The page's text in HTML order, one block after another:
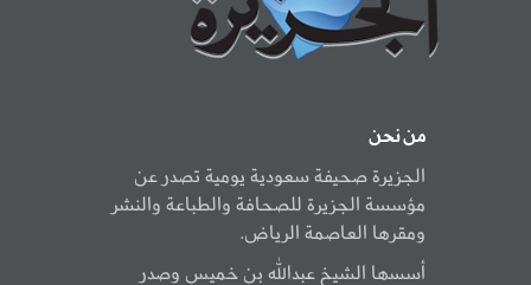
من نحن
الجزيرة صحيفة سعودية يومية تصدر عن
مؤسسة الجزيرة للصحافة والطباعة والنشر
ومقرها العاصمة الرياض.
أسسها الشيخ عبدالله بن خميس وصدر